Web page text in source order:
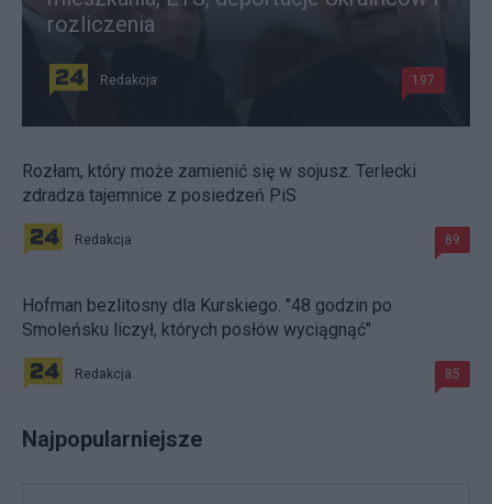
rozliczenia
Redakcja 197
Rozłam, który może zamienić się w sojusz. Terlecki
zdradza tajemnice z posiedzeń PiS
Redakcja 89
Hofman bezlitosny dla Kurskiego. "48 godzin po
Smoleńsku liczył, których posłów wyciągnąć"
Redakcja 85
Najpopularniejsze